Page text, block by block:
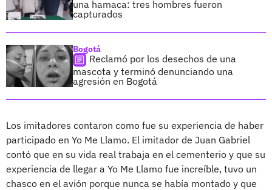
una hamaca: tres hombres fueron
capturados
Bogotá
Reclamó por los desechos de una
mascota y terminó denunciando una
agresión en Bogotá
Los imitadores contaron como fue su experiencia de haber
participado en Yo Me Llamo. El imitador de Juan Gabriel
contó que en su vida real trabaja en el cementerio y que su
experiencia de llegar a Yo Me Llamo fue increíble, tuvo un
chasco en el avión porque nunca se había montado y que